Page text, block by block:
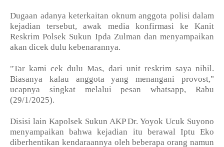
Dugaan adanya keterkaitan oknum anggota polisi dalam
kejadian tersebut, awak media konfirmasi ke Kanit
Reskrim Polsek Sukun Ipda Zulman dan menyampaikan
akan dicek dulu kebenarannya.
"Tar kami cek dulu Mas, dari unit reskrim saya nihil.
Biasanya kalau anggota yang menangani provost,"
ucapnya singkat melalui pesan whatsapp, Rabu
(29/1/2025).
Disisi lain Kapolsek Sukun AKP Dr. Yoyok Ucuk Suyono
menyampaikan bahwa kejadian itu berawal Iptu Eko
diberhentikan kendaraannya oleh beberapa orang namun